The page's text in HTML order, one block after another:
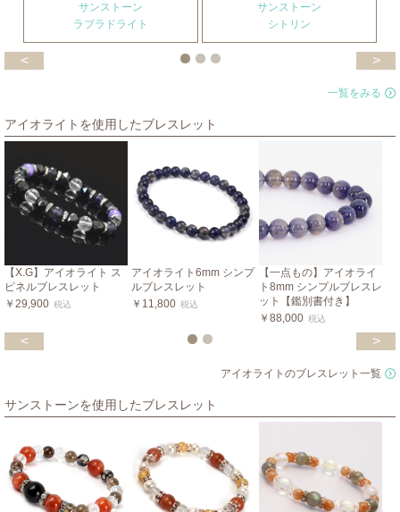
サンストーン
ラブラドライト
サンストーン
シトリン
< >
一覧をみる
アイオライトを使用したブレスレット
【X.G】アイオライト ス
ピネルブレスレット
￥29,900 税込
アイオライト6mm シンプ
ルブレスレット
￥11,800 税込
【一点もの】アイオライ
ト8mm シンプルブレスレ
ット【鑑別書付き】
￥88,000 税込
< >
アイオライトのブレスレット一覧
サンストーンを使用したブレスレット